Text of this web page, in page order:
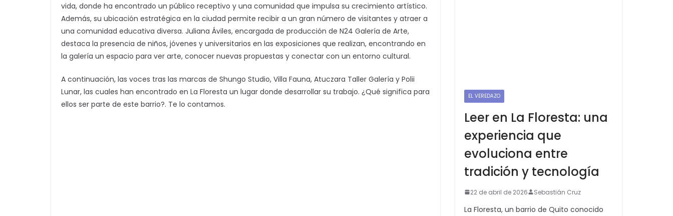
vida, donde ha encontrado un público receptivo y una comunidad que impulsa su crecimiento artístico.
Además, su ubicación estratégica en la ciudad permite recibir a un gran número de visitantes y atraer a
una comunidad educativa diversa. Juliana Áviles, encargada de producción de N24 Galería de Arte,
destaca la presencia de niños, jóvenes y universitarios en las exposiciones que realizan, encontrando en
la galería un espacio para ver arte, conocer nuevas propuestas y conectar con un entorno cultural.
A continuación, las voces tras las marcas de Shungo Studio, Villa Fauna, Atuczara Taller Galería y Polii
Lunar, las cuales han encontrado en La Floresta un lugar donde desarrollar su trabajo. ¿Qué significa para
ellos ser parte de este barrio?. Te lo contamos.
EL VEREDAZO
Leer en La Floresta: una
experiencia que
evoluciona entre
tradición y tecnología
22 de abril de 2026 Sebastián Cruz
La Floresta, un barrio de Quito conocido